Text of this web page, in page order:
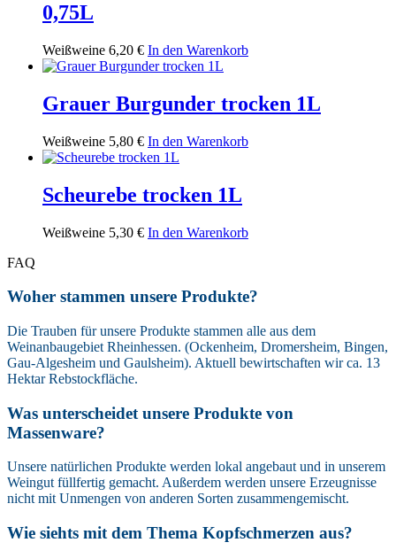
0,75L
Weißweine 6,20 € In den Warenkorb
Grauer Burgunder trocken 1L
Weißweine 5,80 € In den Warenkorb
Scheurebe trocken 1L
Weißweine 5,30 € In den Warenkorb
FAQ
Woher stammen unsere Produkte?
Die Trauben für unsere Produkte stammen alle aus dem
Weinanbaugebiet Rheinhessen. (Ockenheim, Dromersheim, Bingen,
Gau-Algesheim und Gaulsheim). Aktuell bewirtschaften wir ca. 13
Hektar Rebstockfläche.
Was unterscheidet unsere Produkte von
Massenware?
Unsere natürlichen Produkte werden lokal angebaut und in unserem
Weingut füllfertig gemacht. Außerdem werden unsere Erzeugnisse
nicht mit Unmengen von anderen Sorten zusammengemischt.
Wie siehts mit dem Thema Kopfschmerzen aus?